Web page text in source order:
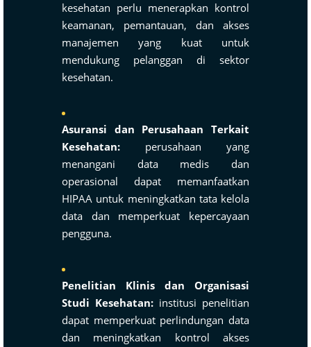
kesehatan perlu menerapkan kontrol
keamanan, pemantauan, dan akses
manajemen yang kuat untuk
mendukung pelanggan di sektor
kesehatan.
Asuransi dan Perusahaan Terkait
Kesehatan: perusahaan yang
menangani data medis dan
operasional dapat memanfaatkan
HIPAA untuk meningkatkan tata kelola
data dan memperkuat kepercayaan
pengguna.
Penelitian Klinis dan Organisasi
Studi Kesehatan: institusi penelitian
dapat memperkuat perlindungan data
dan meningkatkan kontrol akses